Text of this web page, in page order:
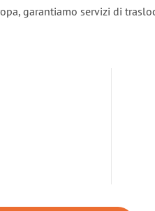
garantiamo servizi di